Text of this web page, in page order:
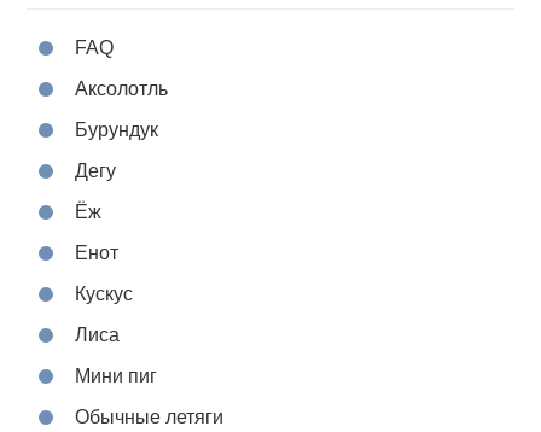
FAQ
Аксолотль
Бурундук
Дегу
Ёж
Енот
Кускус
Лиса
Мини пиг
Обычные летяги